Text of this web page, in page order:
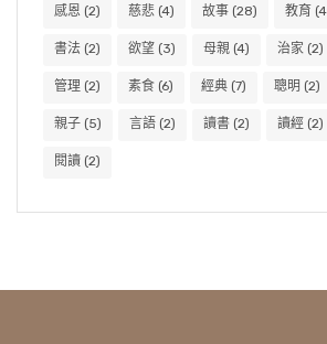
感恩 (2) 慈悲 (4) 故事 (28) 教育
書法 (2) 欲望 (3) 母親 (4) 治家 (2)
管理 (2) 素食 (6) 經典 (7) 聰明 (2)
親子 (5) 言語 (2) 讀書 (2) 讀經 (2)
閱讀 (2)